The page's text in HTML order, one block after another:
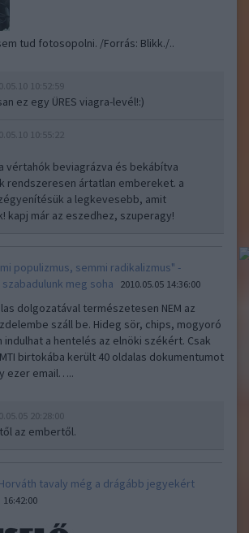
tud fotosopolni. /Forrás: Blikk./..
10:52:59
ez egy ÜRES viagra-levél!:)
10:55:22
vértahók beviagrázva és bekábítva
rendszeresen ártatlan embereket. a
a legkevesebb, amit
kapj már az eszedhez, szuperagy!
populizmus, semmi radikalizmus" -
meg soha
2010.05.05 14:36:00
dolgozatával természetesen NEM az
száll be. Hideg sör, chips, mogyoró
a hentelés az elnöki székért. Csak
birtokába került 40 oldalas dokumentumot
ezer email…..
20:28:00
az embertől.
Horváth tavaly még a drágább jegyekért
16:42:00